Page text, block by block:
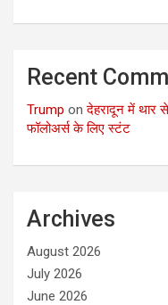
Recent
Trump onदेहरादून में थार
फॉलोअर्स के लिए स्टंट
Archives
August 2026
July 2026
June 2026